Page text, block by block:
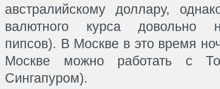
австралийскому доллару,
валютного курса довольно
пипсов). В Москве в это время
Москве можно работать с
Сингапуром).